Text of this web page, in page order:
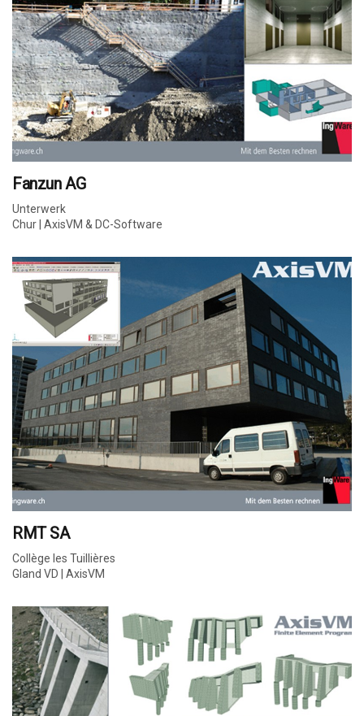
Fanzun AG
Unterwerk
Chur | AxisVM & DC-Software
RMT SA
Collège les Tuillières
Gland VD | AxisVM